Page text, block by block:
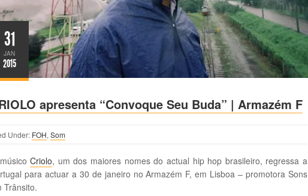
31
JAN
2015
apresenta “Convoque Seu Buda” | Armazém F
Under: FOH, Som
Criolo, um dos maiores nomes do actual hip hop brasileiro, regressa a
para actuar a 30 de janeiro no Armazém F, em Lisboa – promotora Sons
Trânsito.